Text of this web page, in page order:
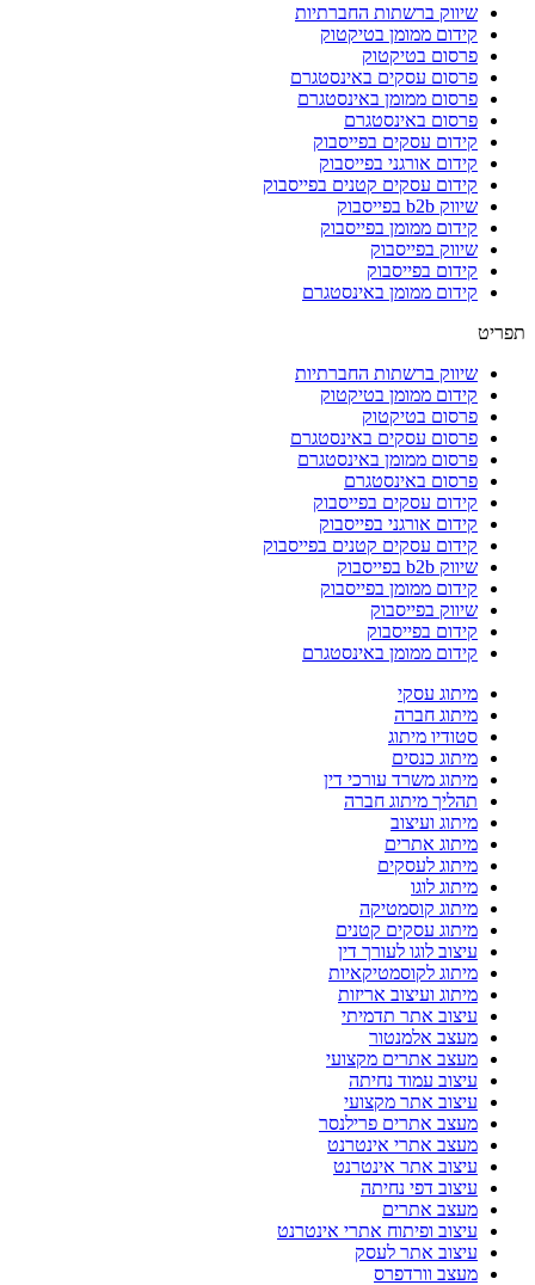
שיווק ברשתות החברתיות
קידום ממומן בטיקטוק
פרסום בטיקטוק
פרסום עסקים באינסטגרם
פרסום ממומן באינסטגרם
פרסום באינסטגרם
קידום עסקים בפייסבוק
קידום אורגני בפייסבוק
קידום עסקים קטנים בפייסבוק
שיווק b2b בפייסבוק
קידום ממומן בפייסבוק
שיווק בפייסבוק
קידום בפייסבוק
קידום ממומן באינסטגרם
תפריט
שיווק ברשתות החברתיות
קידום ממומן בטיקטוק
פרסום בטיקטוק
פרסום עסקים באינסטגרם
פרסום ממומן באינסטגרם
פרסום באינסטגרם
קידום עסקים בפייסבוק
קידום אורגני בפייסבוק
קידום עסקים קטנים בפייסבוק
שיווק b2b בפייסבוק
קידום ממומן בפייסבוק
שיווק בפייסבוק
קידום בפייסבוק
קידום ממומן באינסטגרם
מיתוג עסקי
מיתוג חברה
סטודיו מיתוג
מיתוג כנסים
מיתוג משרד עורכי דין
תהליך מיתוג חברה
מיתוג ועיצוב
מיתוג אתרים
מיתוג לעסקים
מיתוג לוגו
מיתוג קוסמטיקה
מיתוג עסקים קטנים
עיצוב לוגו לעורך דין
מיתוג לקוסמטיקאיות
מיתוג ועיצוב אריזות
עיצוב אתר תדמיתי
מעצב אלמנטור
מעצב אתרים מקצועי
עיצוב עמוד נחיתה
עיצוב אתר מקצועי
מעצב אתרים פרילנסר
מעצב אתרי אינטרנט
עיצוב אתר אינטרנט
עיצוב דפי נחיתה
מעצב אתרים
עיצוב ופיתוח אתרי אינטרנט
עיצוב אתר לעסק
מעצב וורדפרס